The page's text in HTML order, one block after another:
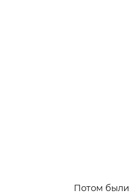
Потом были